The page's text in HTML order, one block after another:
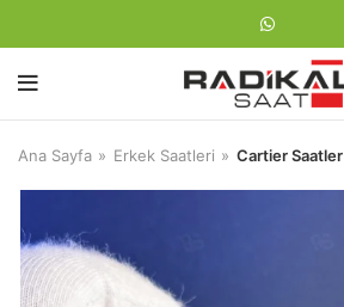
Ana Sayfa Erkek Saatleri Cartier Saatler